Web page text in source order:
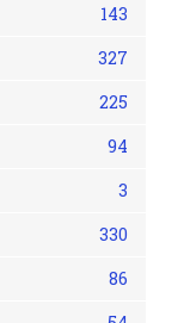
143
327
225
94
3
330
86